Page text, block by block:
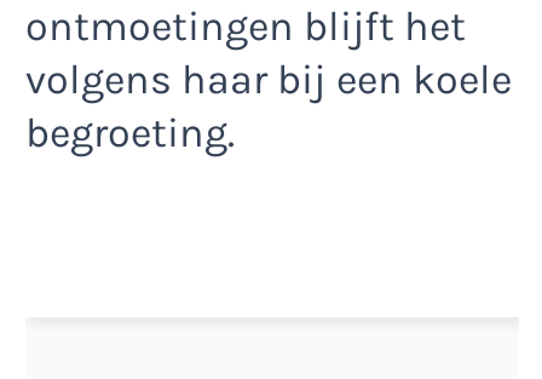
ontmoetingen blijft het
volgens haar bij een koele
begroeting.